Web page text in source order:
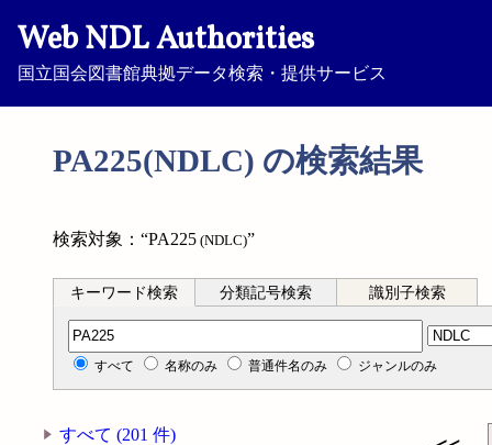
Web NDL Authorities
国立国会図書館典拠データ検索・提供サービス
PA225(NDLC) の検索結果
検索対象：“PA225 (NDLC)”
キーワード検索 分類記号検索 識別子検索
分類記号検索
すべて 名称のみ 普通件名のみ ジャンルのみ
すべて (201 件)